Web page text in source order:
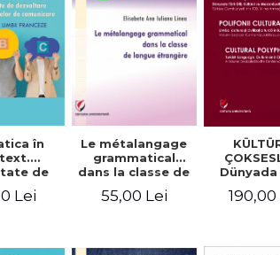
în
de
Lei
Le métalangage
grammatical
dans la classe de
55,00 Lei 190,00